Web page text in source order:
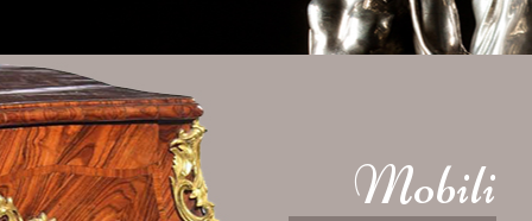
Mobili